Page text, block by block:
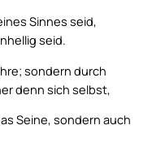
Sinnes seid,
seid.
sondern durch
denn sich selbst,
Seine, sondern auch